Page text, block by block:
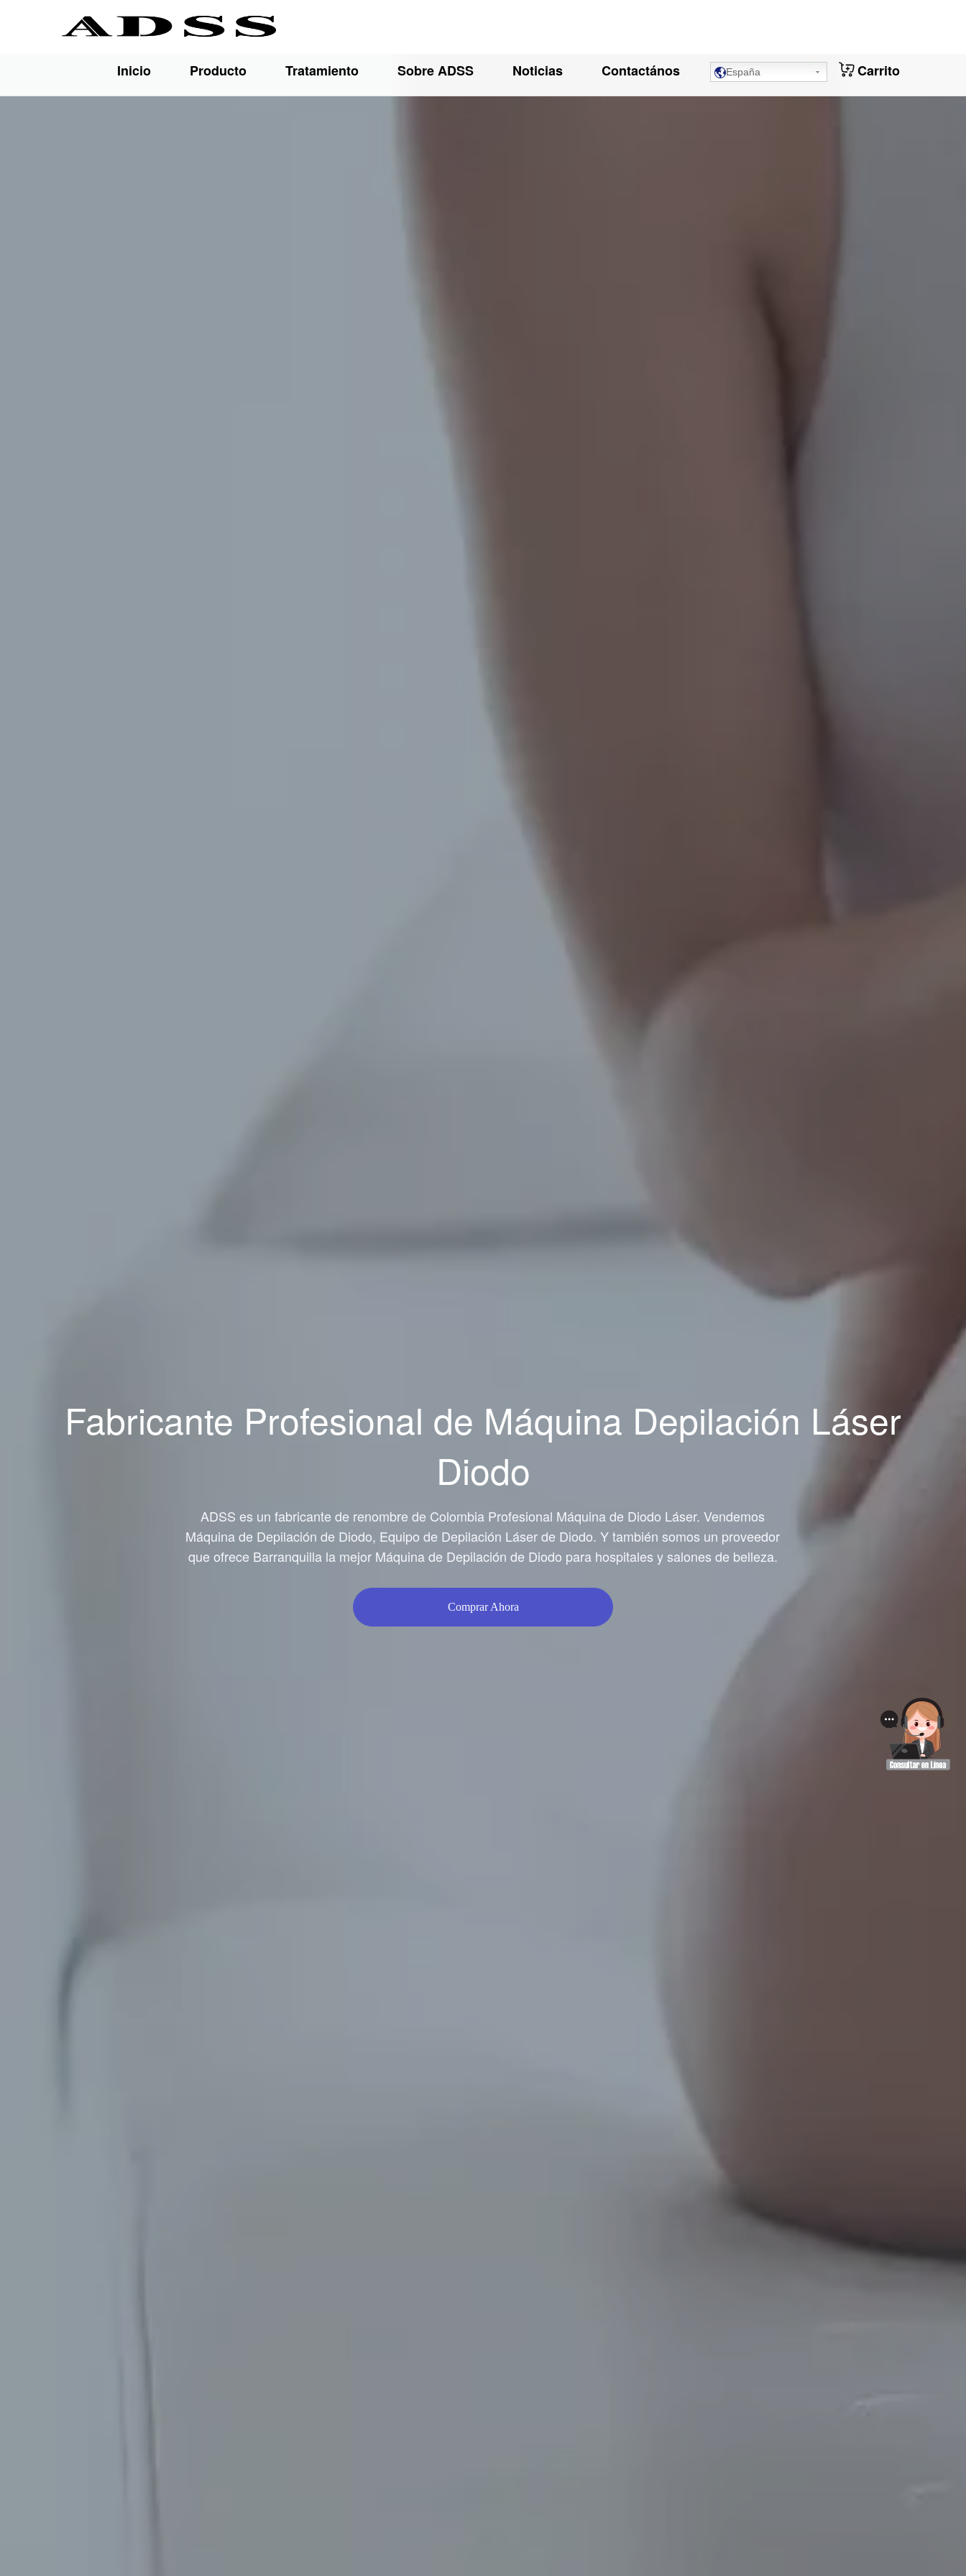
Inicio Producto Tratamiento Sobre ADSS Noticias Contactános España Carrito
Fabricante Profesional de Máquina Depilación Láser
Diodo
ADSS es un fabricante de renombre de Colombia Profesional Máquina de Diodo Láser. Vendemos
Máquina de Depilación de Diodo, Equipo de Depilación Láser de Diodo. Y también somos un proveedor
que ofrece Barranquilla la mejor Máquina de Depilación de Diodo para hospitales y salones de belleza.
Comprar Ahora